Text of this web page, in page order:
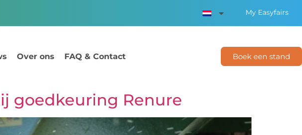
My Easyfairs
Over ons FAQ & Contact Boek een stand
goedkeuring Renure